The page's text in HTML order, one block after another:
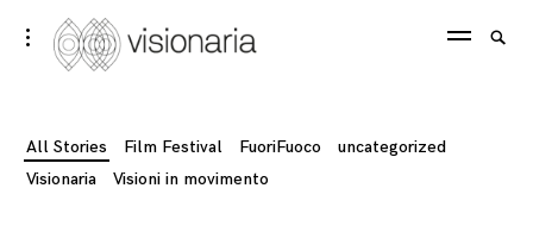
Skip
to
Visionaria
toggle
open/close
sidebar
All Stories Film Festival FuoriFuoco
uncategorized
Visionaria
Visioni in movimento